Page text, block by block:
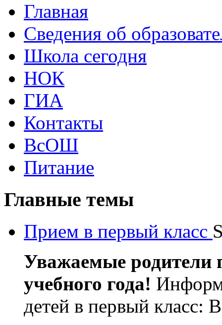
Главная
Сведения об
Школа сегодня
НОК
ГИА
Контакты
ВсОШ
Питание
Главные темы
Прием в первый класс
Уважаемые родители
учебного года!
детей в первый класс: